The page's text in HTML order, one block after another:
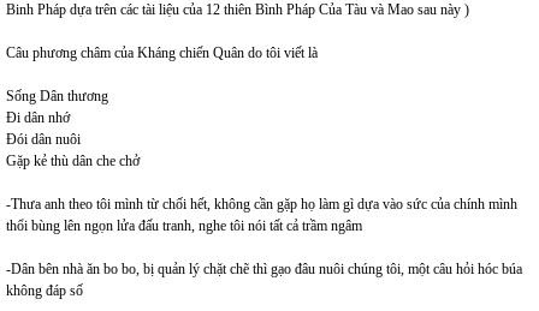
Binh Pháp dựa trên các tài liệu của 12 thiên Bình Pháp Của Tàu và Mao sau này )
Câu phương châm của Kháng chiến Quân do tôi viết là
Sống Dân thương
Đi dân nhớ
Đói dân nuôi
Gặp kẻ thù dân che chở
-Thưa anh theo tôi mình từ chối hết, không cần gặp họ làm gì dựa vào sức của chính mình
thổi bùng lên ngọn lửa đấu tranh, nghe tôi nói tất cả trầm ngâm
-Dân bên nhà ăn bo bo, bị quản lý chặt chẽ thì gạo đâu nuôi chúng tôi, một câu hỏi hóc búa
không đáp số